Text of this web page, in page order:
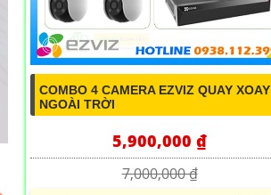
COMBO 4 CAMERA EZVIZ QUAY XOAY
NGOÀI TRỜI
5,900,000 ₫
7,000,000 ₫